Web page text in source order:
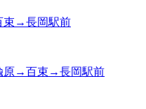
束→長岡駅前
原→百束→長岡駅前